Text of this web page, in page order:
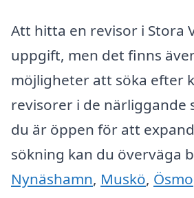
Att hitta en revisor i Stora
uppgift, men det finns
möjligheter att söka efter
revisorer i de närliggande
du är öppen för att
sökning kan du överväga
Nynäshamn, Muskö, Ösmo